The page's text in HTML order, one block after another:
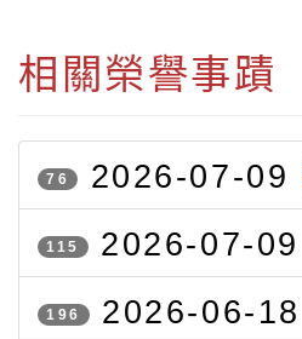
相關榮譽事蹟
76 2026-07-09
競賽 榮獲字音
115 2026-07-09
認證 表現優異
196 2026-06-18